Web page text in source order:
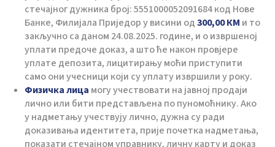
стечајног дужника број: 5551000052091684 код Нове
Банке, Филијала Приједор у висини од300,00 КМ и то
закључно са даном 24.08.2025. године, и о извршеној
уплати предоче доказ, а што ће након провјере
уплате депозита, лицитирању моћи приступити
само они учесници који су уплату извршили у року.
Физичка лица могу учествовати на јавној продаји
лично или бити представљена по пуномоћнику. Ако
у надметању учествују лично, дужна су ради
доказивања идентитета, прије почетка надметања,
показати стечајном управнику, личну карту и доказ